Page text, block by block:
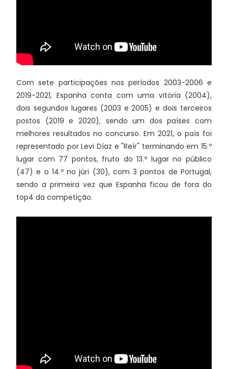
Com sete participações nos períodos 2003-2006 e
2019-2021, Espanha conta com uma vitória (2004),
dois segundos lugares (2003 e 2005) e dois terceiros
postos (2019 e 2020), sendo um dos países com
melhores resultados no concurso. Em 2021, o país foi
representado por Levi Díaz e "Reír" terminando em 15.º
lugar com 77 pontos, fruto do 13.º lugar no público
(47) e o 14.º no júri (30), com 3 pontos de Portugal,
sendo a primeira vez que Espanha ficou de fora do
top4 da competição.